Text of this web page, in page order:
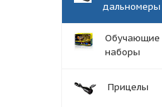
дальномеры
Обучающие
наборы
Прицелы